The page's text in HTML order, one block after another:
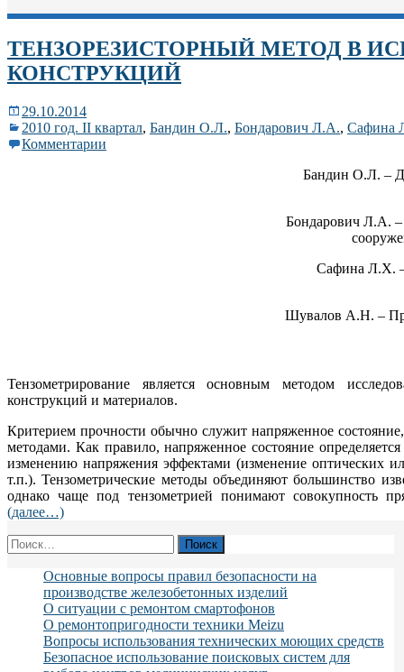
ТЕНЗОРЕЗИСТОРНЫЙ МЕТОД В
КОНСТРУКЦИЙ
29.10.2014
2010 год. II квартал, Бандин О.Л., Бондарович Л.А., Сафина
Комментарии
Бандин О.Л. –
Бондарович Л.А.
Сафина Л.Х.
Шувалов А.Н. –
Тензометрирование является основным методом
конструкций и материалов.
Критерием прочности обычно служит напряженное
методами. Как правило, напряженное состояние
изменению напряжения эффектами (изменение оптических
т.п.). Тензометрические методы объединяют большинство
однако чаще под тензометрией понимают совокупность
(далее…)
Найти:
Основные вопросы правил безопасности на
производстве железобетонных изделий
О ситуации с ремонтом смартофонов
О ремонтопригодности техники Meizu
Вопросы использования технических моющих средств
Безопасное использование поисковых систем для